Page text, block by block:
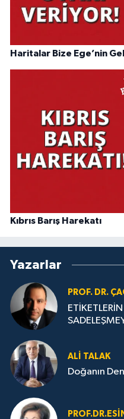
Haritalar Bize Ege’nin
Kıbrıs Barış Harekatı
Yazarlar
PROF. DR.
ALI TALAK
Doğanın